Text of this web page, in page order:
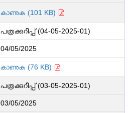
കാണുക (101 KB)
പത്രക്കുറിപ്പ് (04-05-2025-01)
04/05/2025
കാണുക (76 KB)
പത്രക്കുറിപ്പ് (03-05-2025-01)
03/05/2025